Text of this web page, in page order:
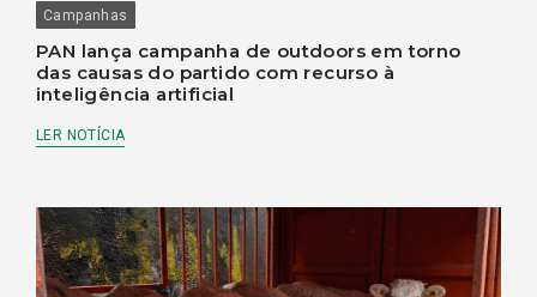
Campanhas
PAN lança campanha de outdoors em torno
das causas do partido com recurso à
inteligência artificial
LER NOTÍCIA